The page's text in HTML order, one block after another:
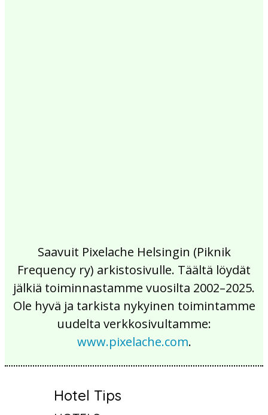
Saavuit Pixelache Helsingin (Piknik
Frequency ry) arkistosivulle. Täältä löydät
jälkiä toiminnastamme vuosilta 2002–2025.
Ole hyvä ja tarkista nykyinen toimintamme
uudelta verkkosivultamme:
www.pixelache.com.
Hotel Tips